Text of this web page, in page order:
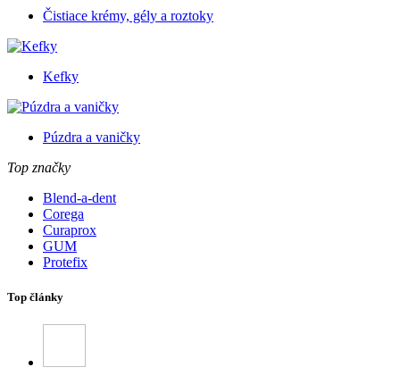
Čistiace krémy, gély a roztoky
Kefky
Púzdra a vaničky
Top značky
Blend-a-dent
Corega
Curaprox
GUM
Protefix
Top články